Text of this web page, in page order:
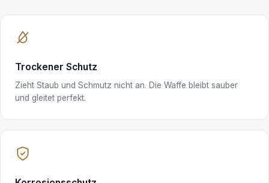
Trockener Schutz
Zieht Staub und Schmutz nicht an. Die Waffe bleibt sauber
und gleitet perfekt.